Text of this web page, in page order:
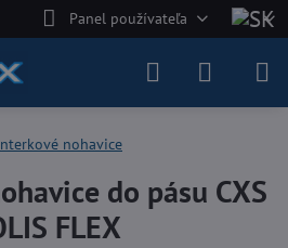
Panel používateľa
nohavice
do pásu CXS
FLEX